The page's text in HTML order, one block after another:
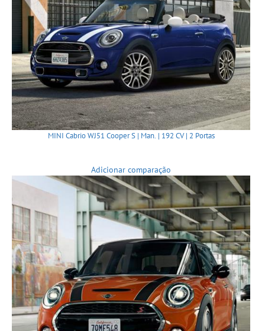
MINI Cabrio WJ51 Cooper S | Man. | 192 CV | 2 Portas
Adicionar comparação